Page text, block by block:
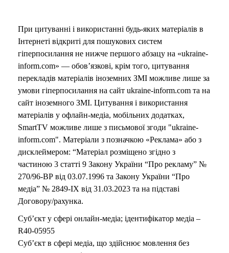
o
При цитуванні і використанні будь-яких матеріалів в
Інтернеті відкриті для пошукових систем
гіперпосилання не нижче першого абзацу на «ukraine-
inform.com» — обов’язкові, крім того, цитування
перекладів матеріалів іноземних ЗМІ можливе лише за
умови гіперпосилання на сайт ukraine-inform.com та на
сайт іноземного ЗМІ. Цитування і використання
матеріалів у офлайн-медіа, мобільних додатках,
SmartTV можливе лише з письмової згоди "ukraine-
inform.com". Матеріали з позначкою «Реклама» або з
дисклеймером: “Матеріал розміщено згідно з
частиною 3 статті 9 Закону України “Про рекламу” №
270/96-ВР від 03.07.1996 та Закону України “Про
медіа” № 2849-IX від 31.03.2023 та на підставі
Договору/рахунка.
Суб’єкт у сфері онлайн-медіа; ідентифікатор медіа –
R40-05955
Суб’єкт в сфері медіа, що здійснює мовлення без